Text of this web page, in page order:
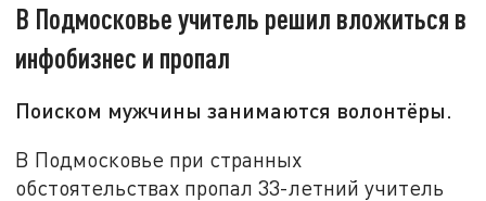
В Подмосковье учитель решил вложиться в
инфобизнес и пропал
Поиском мужчины занимаются волонтёры.
В Подмосковье при странных
обстоятельствах пропал 33-летний учитель